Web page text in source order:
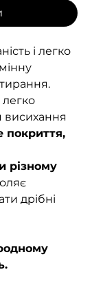
і легко
висихання
покриття,
різному
дрібні